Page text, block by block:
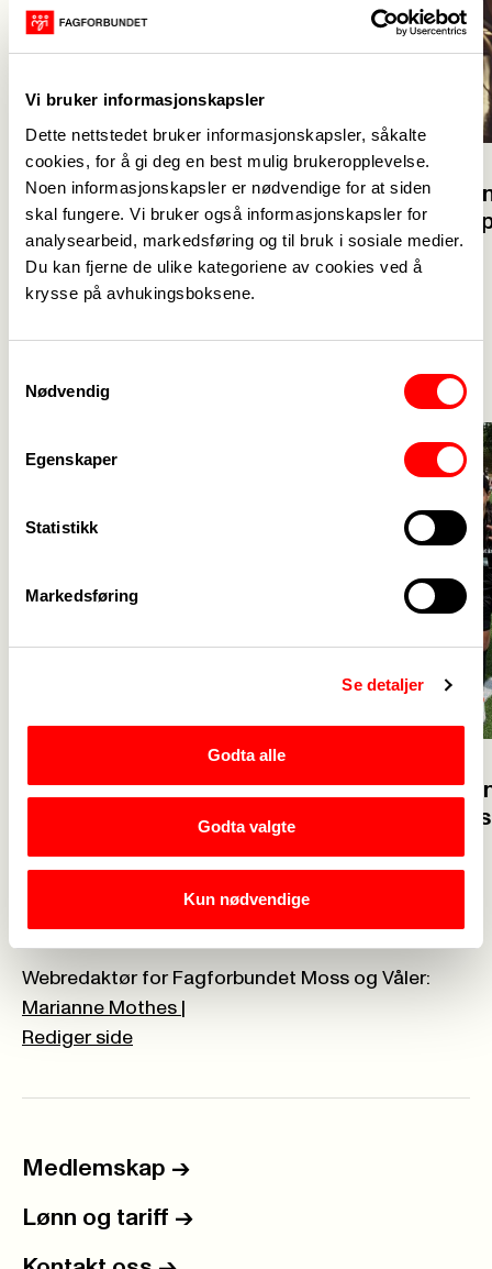
Vi bruker informasjonskapsler
Dette nettstedet bruker informasjonskapsler, såkalte
cookies, for å gi deg en best mulig brukeropplevelse.
Noen informasjonskapsler er nødvendige for at siden
skal fungere. Vi bruker også informasjonskapsler for
analysearbeid, markedsføring og til bruk i sosiale medier.
Du kan fjerne de ulike kategoriene av cookies ved å
krysse på avhukingsboksene.
Nødvendig
Egenskaper
Statistikk
Markedsføring
Se detaljer
Godta alle
Godta valgte
Kun nødvendige
1. juli
Sommer info
14. april
Styret i
Se alle->
23. juli
Glad for at flere vil bli
barnehagelærer
Webredaktør for Fagforbundet Moss og Våler:
Marianne Mothes
Rediger side
Medlemskap ->
Lønn og tariff ->